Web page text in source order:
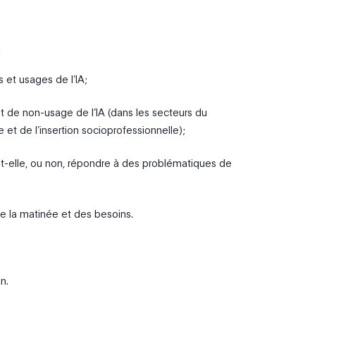
usages de l’IA;
non-usage de l’IA (dans les secteurs du
de l’insertion socioprofessionnelle);
elle, ou non, répondre à des problématiques de
la matinée et des besoins.